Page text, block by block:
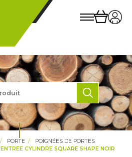
PORTE
POIGNÉES DE PORTES
ENTREE CYLINDRE SQUARE SHAPE NOIR